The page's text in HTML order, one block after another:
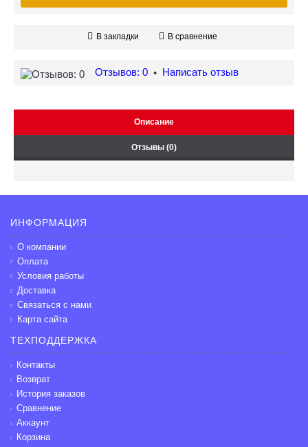
В закладки В сравнение
Отзывов: 0 • Написать отзыв
Описание
Отзывы (0)
ИНФОРМАЦИЯ
О компании
Оплата
Условия работы
Доставка
Связаться с нами
Карта сайта
ТЕХПОДДЕРЖКА
Контакты
Возврат
История заказов
Сравнение
Аккаунт
Корзина